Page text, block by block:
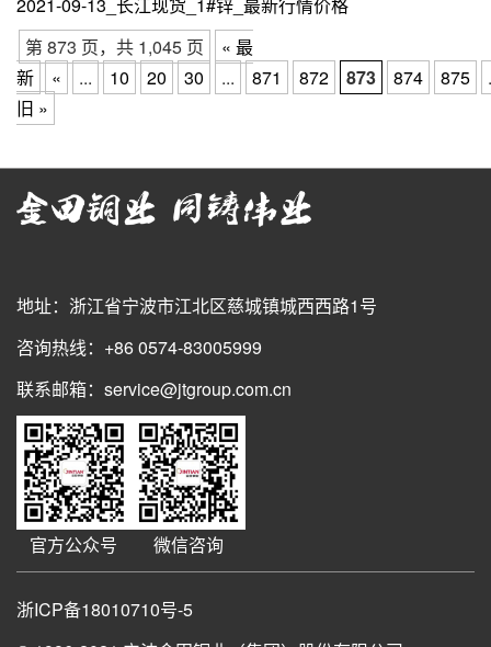
2021-09-13_长江现货_1#锌_最新行情价格
第 873 页，共 1,045 页
« 最
新
« ... 10 20 30 ... 871 872 873 874 875
旧 »
地址：浙江省宁波市江北区慈城镇城西西路1号
咨询热线：+86 0574-83005999
联系邮箱：service@jtgroup.com.cn
官方公众号 微信咨询
浙ICP备18010710号-5